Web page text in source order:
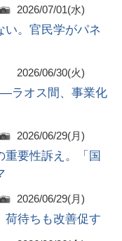
2026/07/01(水)
い。官民学がパネ
2026/06/30(火)
ラオス間、事業化
2026/06/29(月)
重要性訴え。「国
2026/06/29(月)
荷待ちも改善促す